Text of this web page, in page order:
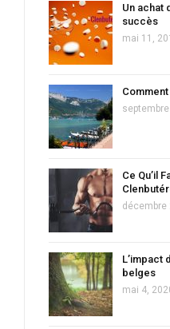
Un achat
succès
mai 11,
Ce Qu’il
décembre
L’impact
belges
mai 4,